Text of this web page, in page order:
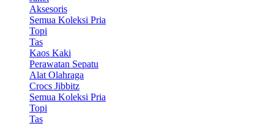
Aksesoris
Semua Koleksi Pria
Topi
Tas
Kaos Kaki
Perawatan Sepatu
Alat Olahraga
Crocs Jibbitz
Semua Koleksi Pria
Topi
Tas